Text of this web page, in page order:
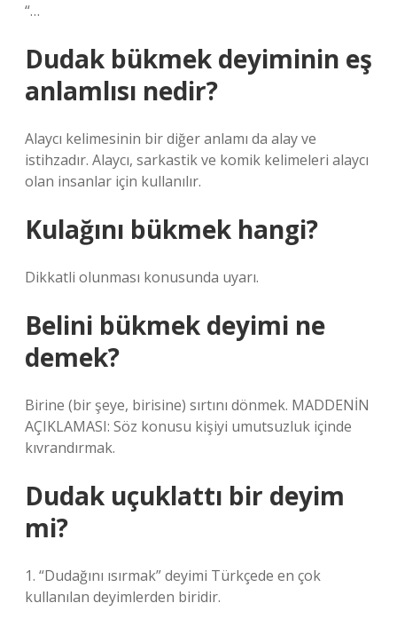
“…
Dudak bükmek deyiminin eş
anlamlısı nedir?
Alaycı kelimesinin bir diğer anlamı da alay ve
istihzadır. Alaycı, sarkastik ve komik kelimeleri alaycı
olan insanlar için kullanılır.
Kulağını bükmek hangi?
Dikkatli olunması konusunda uyarı.
Belini bükmek deyimi ne
demek?
Birine (bir şeye, birisine) sırtını dönmek. MADDENİN
AÇIKLAMASI: Söz konusu kişiyi umutsuzluk içinde
kıvrandırmak.
Dudak uçuklattı bir deyim
mi?
1. “Dudağını ısırmak” deyimi Türkçede en çok
kullanılan deyimlerden biridir.